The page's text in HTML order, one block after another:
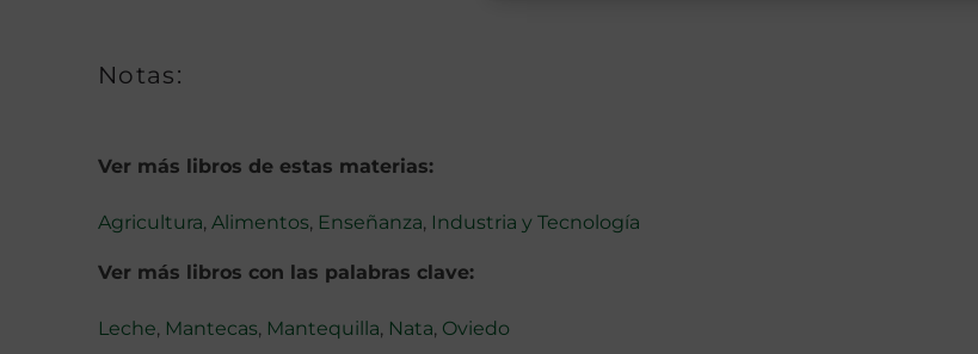
Notas:
Ver más libros de estas materias:
Agricultura, Alimentos, Enseñanza, Industria y Tecnología
Ver más libros con las palabras clave:
Leche, Mantecas, Mantequilla, Nata, Oviedo